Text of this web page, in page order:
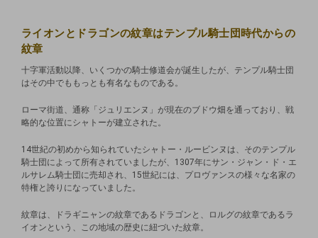
ライオンとドラゴンの紋章はテンプル騎士団時代からの
紋章
十字軍活動以降、いくつかの騎士修道会が誕生したが、テンプル騎士団
はその中でももっとも有名なものである。
ローマ街道、通称「ジュリエンヌ」が現在のブドウ畑を通っており、戦
略的な位置にシャトーが建立された。
14世紀の初めから知られていたシャトー・ルービンヌは、そのテンプル
騎士団によって所有されていましたが、1307年にサン・ジャン・ド・エ
ルサレム騎士団に売却され、15世紀には、プロヴァンスの様々な名家の
特権と誇りになっていました。
紋章は、ドラギニャンの紋章であるドラゴンと、ロルグの紋章であるラ
イオンという、この地域の歴史に紐づいた紋章。